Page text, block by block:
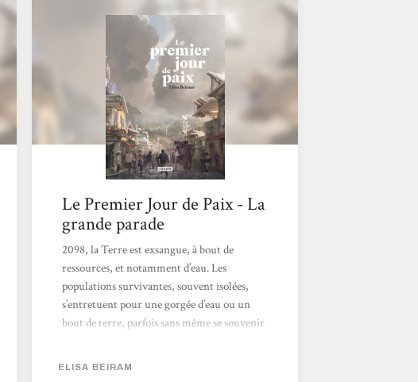
Le Premier Jour de Paix - La
grande parade
2098, la Terre est exsangue, à bout de
ressources, et notamment d’eau. Les
populations survivantes, souvent isolées,
s’entretuent pour une gorgée d’eau ou un
bout de terre, parfois sans même se souvenir
ELISA BEIRAM